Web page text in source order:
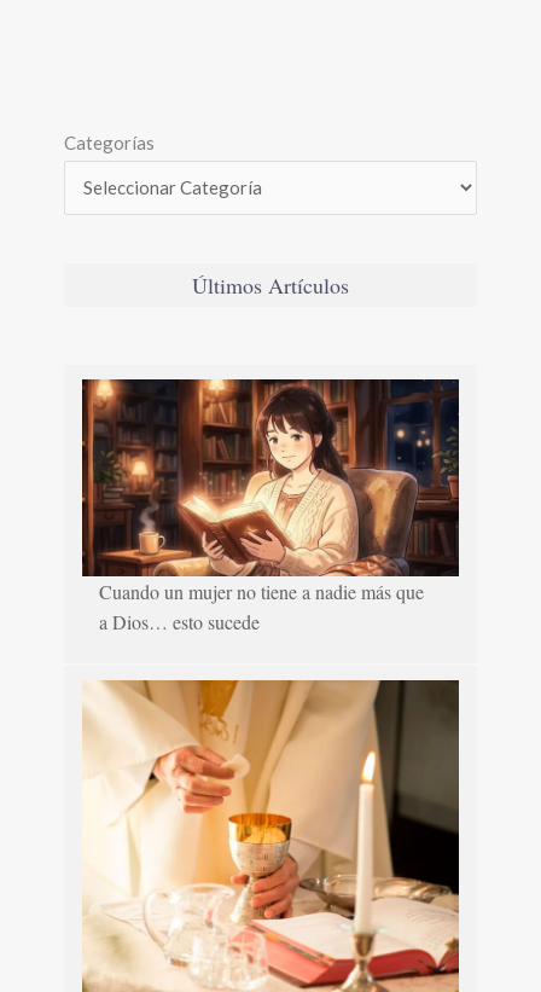
Categorías
Últimos Artículos
Cuando un mujer no tiene a nadie más que
a Dios… esto sucede